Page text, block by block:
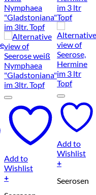
Add to
Wishlist
+
Add to
Wishlist
+
Seerosen